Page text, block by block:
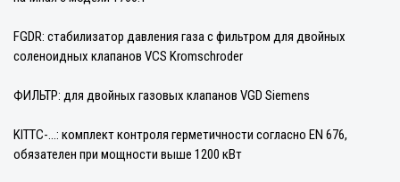
FGDR: стабилизатор давления газа с фильтром для двойных
соленоидных клапанов VCS Kromschroder
ФИЛЬТР: для двойных газовых клапанов VGD Siemens
KITTC-...: комплект контроля герметичности согласно EN 676,
обязателен при мощности выше 1200 кВт